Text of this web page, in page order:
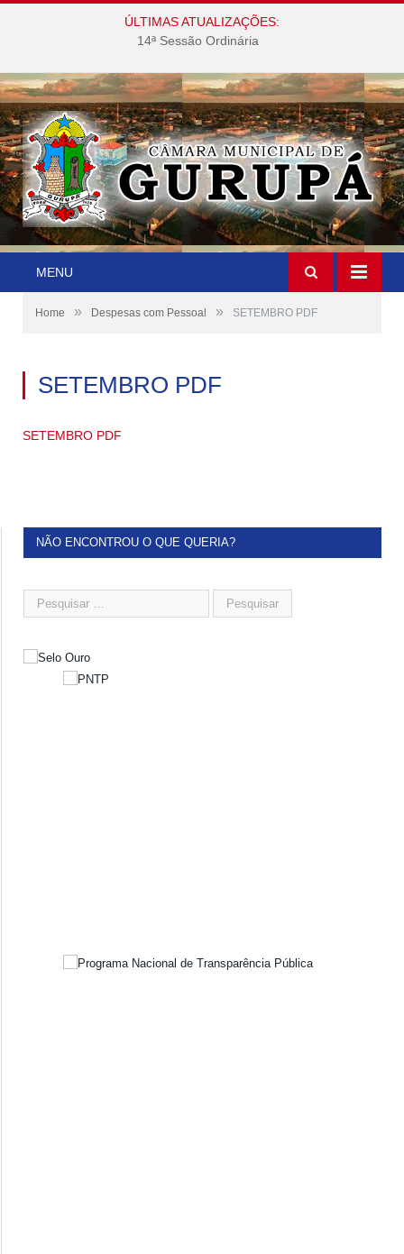
ÚLTIMAS ATUALIZAÇÕES:
14ª Sessão Ordinária
MENU
Home » Despesas com Pessoal » SETEMBRO PDF
SETEMBRO PDF
SETEMBRO PDF
NÃO ENCONTROU O QUE QUERIA?